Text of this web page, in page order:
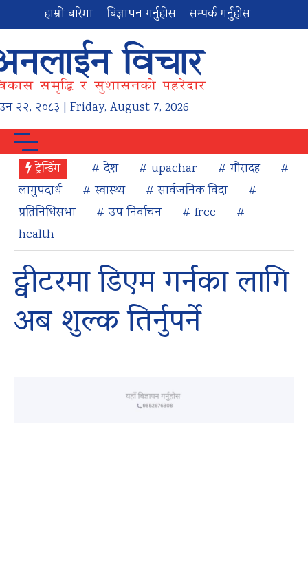
हाम्रो बारेमा बिज्ञापन गर्नुहोस सम्पर्क गर्नुहोस
२२, २०८३ | Friday, August 7, 2026
ट्रेन्डिंग # देश # upachar # गौरादह
#
लागुपदार्थ
# स्वास्थ्य # सार्वजनिक विदा
#
प्रतिनिधिसभा
# उप निर्वाचन # free
#
health
ट्वीटरमा डिएम गर्नका लागि
अब शुल्क तिर्नुपर्ने